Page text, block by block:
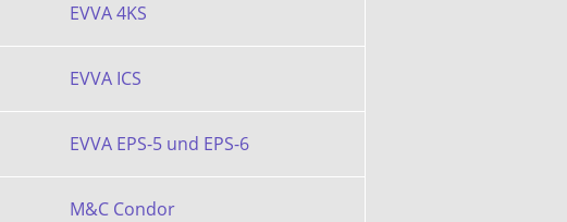
EVVA 4KS
EVVA ICS
EVVA EPS-5 und EPS-6
M&C Condor